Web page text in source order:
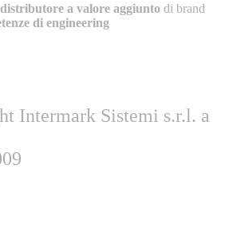
distributore a valore aggiunto di brand
di engineering
Intermark Sistemi s.r.l. a